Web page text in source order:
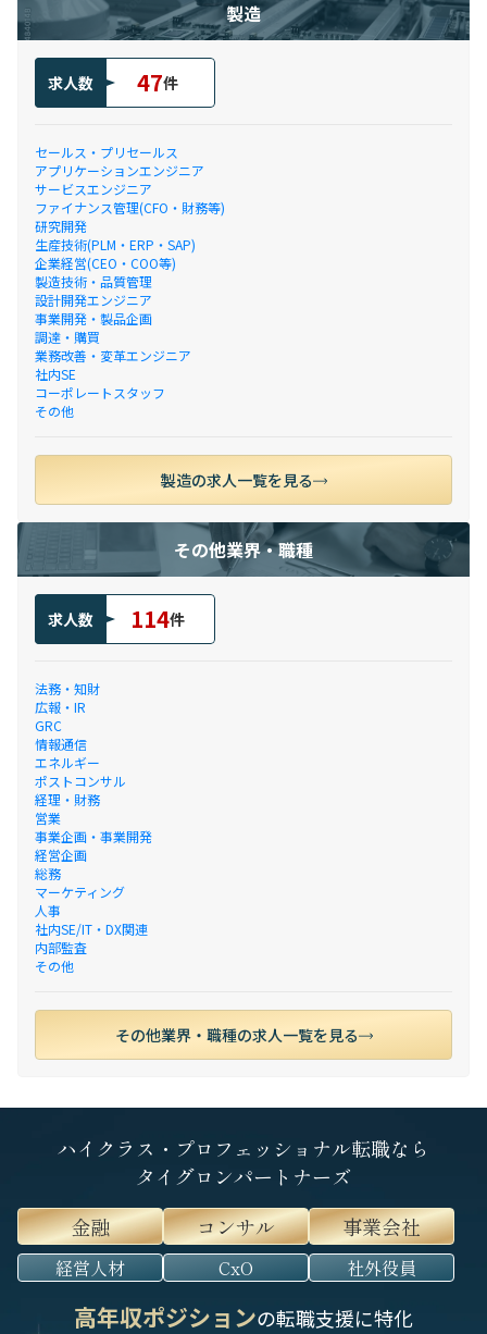
製造
求人数 47件
セールス・プリセールス
アプリケーションエンジニア
サービスエンジニア
ファイナンス管理(CFO・財務等)
研究開発
生産技術(PLM・ERP・SAP)
企業経営(CEO・COO等)
製造技術・品質管理
設計開発エンジニア
事業開発・製品企画
調達・購買
業務改善・変革エンジニア
社内SE
コーポレートスタッフ
その他
製造の求人一覧を見る
その他業界・職種
求人数 114件
法務・知財
広報・IR
GRC
情報通信
エネルギー
ポストコンサル
経理・財務
営業
事業企画・事業開発
経営企画
総務
マーケティング
人事
社内SE/IT・DX関連
内部監査
その他
その他業界・職種の求人一覧を見る
ハイクラス・プロフェッショナル転職なら
タイグロンパートナーズ
金融
コンサル 事業会社
経営人材 CxO 社外役員
高年収ポジションの転職支援に特化